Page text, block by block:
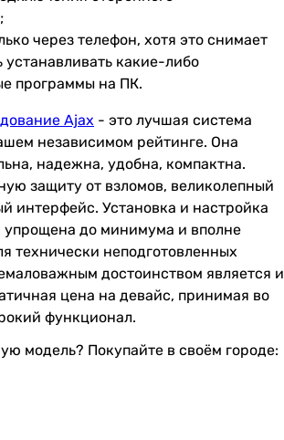
через телефон, хотя это снимает
устанавливать какие-либо
программы на ПК.
Ajax - это лучшая система
независимом рейтинге. Она
надежна, удобна, компактна.
защиту от взломов, великолепный
интерфейс. Установка и настройка
упрощена до минимума и вполне
технически неподготовленных
достоинством является и
цена на девайс, принимая во
функционал.
модель? Покупайте в своём городе: